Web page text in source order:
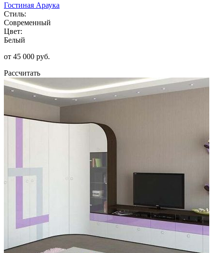
Гостиная Араука
Стиль:
Современный
Цвет:
Белый
от 45 000 руб.
Рассчитать